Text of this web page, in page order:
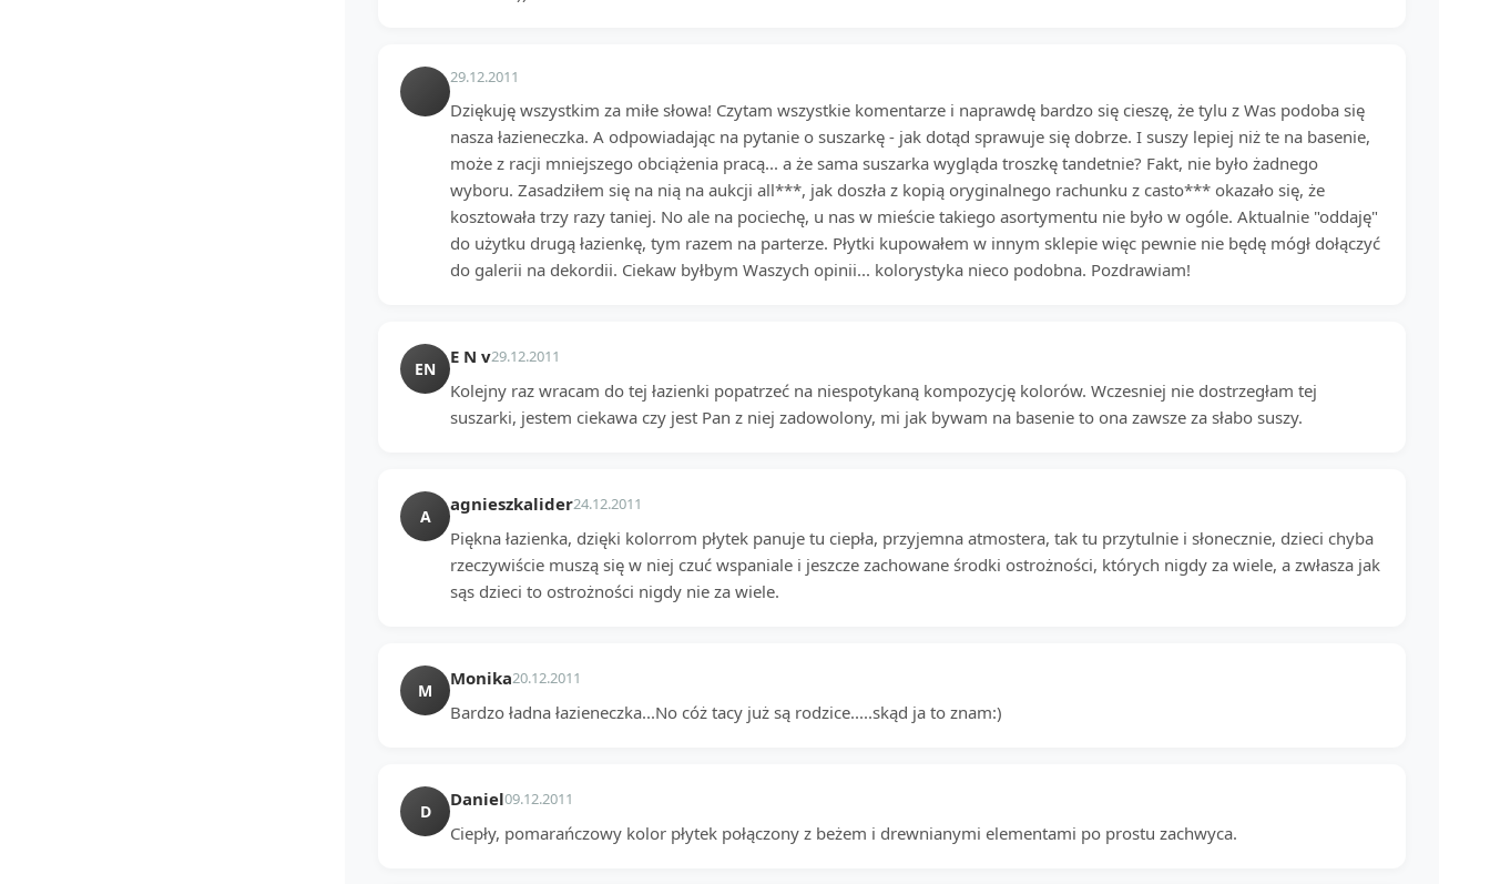
29.12.2011
Dziękuję wszystkim za miłe słowa! Czytam wszystkie komentarze i naprawdę bardzo się cieszę, że tylu z Was podoba się
nasza łazieneczka. A odpowiadając na pytanie o suszarkę - jak dotąd sprawuje się dobrze. I suszy lepiej niż te na basenie,
może z racji mniejszego obciążenia pracą... a że sama suszarka wygląda troszkę tandetnie? Fakt, nie było żadnego
wyboru. Zasadziłem się na nią na aukcji all***, jak doszła z kopią oryginalnego rachunku z casto*** okazało się, że
kosztowała trzy razy taniej. No ale na pociechę, u nas w mieście takiego asortymentu nie było w ogóle. Aktualnie "oddaję"
do użytku drugą łazienkę, tym razem na parterze. Płytki kupowałem w innym sklepie więc pewnie nie będę mógł dołączyć
do galerii na dekordii. Ciekaw byłbym Waszych opinii... kolorystyka nieco podobna. Pozdrawiam!
EN
E N v29.12.2011
Kolejny raz wracam do tej łazienki popatrzeć na niespotykaną kompozycję kolorów. Wczesniej nie dostrzegłam tej
suszarki, jestem ciekawa czy jest Pan z niej zadowolony, mi jak bywam na basenie to ona zawsze za słabo suszy.
A
agnieszkalider24.12.2011
Piękna łazienka, dzięki kolorrom płytek panuje tu ciepła, przyjemna atmostera, tak tu przytulnie i słonecznie, dzieci chyba
rzeczywiście muszą się w niej czuć wspaniale i jeszcze zachowane środki ostrożności, których nigdy za wiele, a zwłasza jak
sąs dzieci to ostrożności nigdy nie za wiele.
M
Monika20.12.2011
Bardzo ładna łazieneczka...No cóż tacy już są rodzice.....skąd ja to znam:)
D
Daniel09.12.2011
Ciepły, pomarańczowy kolor płytek połączony z beżem i drewnianymi elementami po prostu zachwyca.